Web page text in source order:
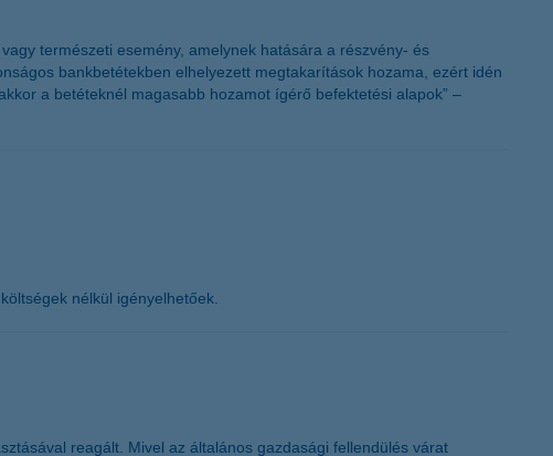
természeti esemény, amelynek hatására a részvény- és
bankbetétekben elhelyezett megtakarítások hozama, ezért idén
a betéteknél magasabb hozamot ígérő befektetési alapok” –
nélkül igényelhetőek.
reagált. Mivel az általános gazdasági fellendülés várat